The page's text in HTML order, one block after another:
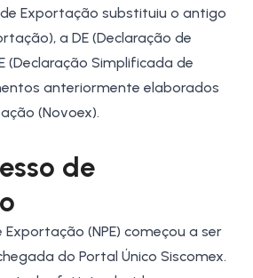
Exportação substituiu o antigo
a DE (Declaração de
(Declaração Simplificada de
anteriormente elaborados
(Novoex).
de
(NPE) começou a ser
do Portal Único Siscomex.